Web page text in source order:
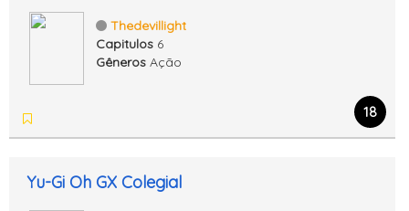
Thedevillight
Capitulos 6
Gêneros Ação
18
Yu-Gi Oh GX Colegial